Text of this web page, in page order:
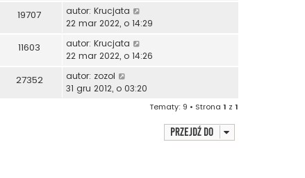
19707 autor: Krucjata
22 mar 2022, o 14:29
11603 autor: Krucjata
22 mar 2022, o 14:26
27352 autor: zozol
31 gru 2012, o 03:20
Tematy: 9 • Strona 1 z 1
Przejdź do